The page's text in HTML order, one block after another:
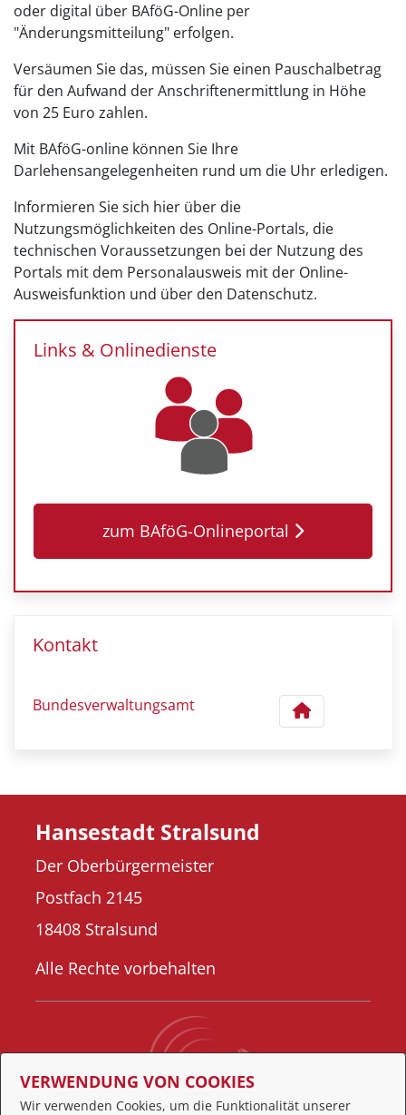
oder digital über BAföG-Online per
"Änderungsmitteilung" erfolgen.
Versäumen Sie das, müssen Sie einen Pauschalbetrag
für den Aufwand der Anschriftenermittlung in Höhe
von 25 Euro zahlen.
Mit BAföG-online können Sie Ihre
Darlehensangelegenheiten rund um die Uhr erledigen.
Informieren Sie sich hier über die
Nutzungsmöglichkeiten des Online-Portals, die
technischen Voraussetzungen bei der Nutzung des
Portals mit dem Personalausweis mit der Online-
Ausweisfunktion und über den Datenschutz.
Links & Onlinedienste
zum BAföG-Onlineportal
Kontakt
Bundesverwaltungsamt
Hansestadt Stralsund
Der Oberbürgermeister
Postfach 2145
18408 Stralsund
Alle Rechte vorbehalten
VERWENDUNG VON COOKIES
Wir verwenden Cookies, um die Funktionalität unserer